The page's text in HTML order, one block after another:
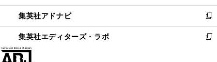
開
く
ウ
で
開
く
ン
ド
ウ
で
ウ
ィ
ン
ド
集英社アドナビ
新
し
い
集英社エディターズ・ラボ
新